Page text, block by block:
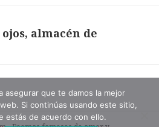
almacén de
asegurar que te damos la mejor
Si continúas usando este sitio,
estás de acuerdo con ello.